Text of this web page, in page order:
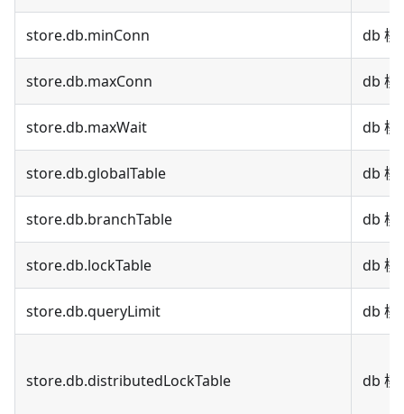
store.db.minConn db 模
store.db.maxConn db 模
store.db.maxWait db 模
store.db.globalTable db 模
store.db.branchTable db 模
store.db.lockTable db 模
store.db.queryLimit db 模
store.db.distributedLockTable db 模